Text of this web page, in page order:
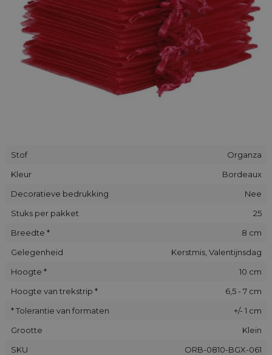
Stof
Organza
Kleur
Bordeaux
Decoratieve bedrukking
Nee
Stuks per pakket
25
Breedte *
8 cm
Gelegenheid
Kerstmis, Valentijnsdag
Hoogte *
10 cm
Hoogte van trekstrip *
6,5 - 7 cm
* Tolerantie van formaten
+/- 1 cm
Grootte
Klein
SKU
ORB-0810-BGX-061